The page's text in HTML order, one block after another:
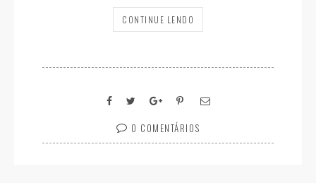
CONTINUE LENDO
0 COMENTÁRIOS